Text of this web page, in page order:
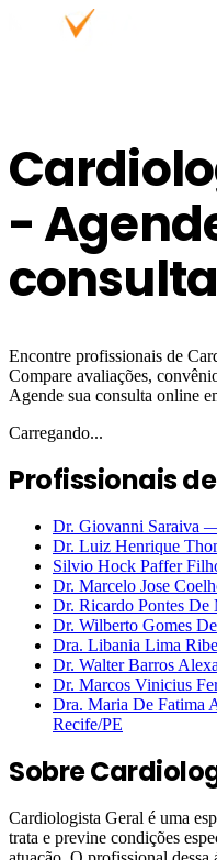
-
consulta
Encontre profissionais de
Compare avaliações,
Agende sua consulta online
Carregando...
Profissionais
Dr. Giovanni Saraiva
Dr. Luiz Henrique
Silvio Hock Paffer
Dr. Marcelo Jose
Dr. Ricardo Pontes De
Dr. Wilberto Gomes
Dra. Libania Lima
Dr. Walter Barros
Dr. Marcos Vinicius
Dra. Maria De Fatima
Recife/PE
Sobre
Cardiologista Geral é uma
trata e previne condições